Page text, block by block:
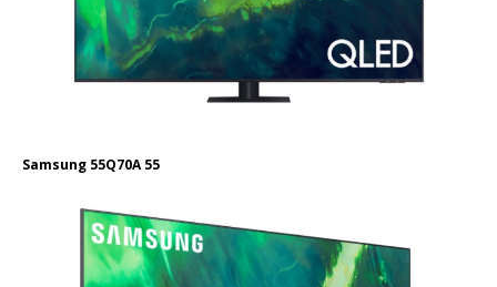
Samsung 55Q70A 55